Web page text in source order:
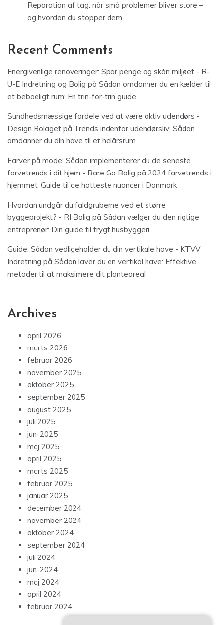
Reparation af tag: når små problemer bliver store –
og hvordan du stopper dem
Recent Comments
Energivenlige renoveringer: Spar penge og skån miljøet - R-
U-E Indretning og Bolig på Sådan omdanner du en kælder til
et beboeligt rum: En trin-for-trin guide
Sundhedsmæssige fordele ved at være aktiv udendørs -
Design Bolaget på Trends indenfor udendørsliv: Sådan
omdanner du din have til et helårsrum
Farver på mode: Sådan implementerer du de seneste
farvetrends i dit hjem - Bare Go Bolig på 2024 farvetrends i
hjemmet: Guide til de hotteste nuancer i Danmark
Hvordan undgår du faldgruberne ved et større
byggeprojekt? - RI Bolig på Sådan vælger du den rigtige
entreprenør: Din guide til trygt husbyggeri
Guide: Sådan vedligeholder du din vertikale have - KTVV
Indretning på Sådan laver du en vertikal have: Effektive
metoder til at maksimere dit planteareal
Archives
april 2026
marts 2026
februar 2026
november 2025
oktober 2025
september 2025
august 2025
juli 2025
juni 2025
maj 2025
april 2025
marts 2025
februar 2025
januar 2025
december 2024
november 2024
oktober 2024
september 2024
juli 2024
juni 2024
maj 2024
april 2024
februar 2024